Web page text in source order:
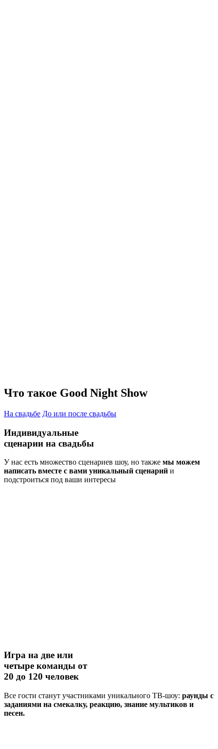
Что такое Good Night Show
На свадьбе До или после свадьбы
Индивидуальные
сценарии на свадьбы
У нас есть множество сценариев шоу, но также мы можем
написать вместе с вами уникальный сценарий и
подстроиться под ваши интересы
Игра на две или
четыре команды от
20 до 120 человек
Все гости станут участниками уникального ТВ-шоу: раунды с
заданиями на смекалку, реакцию, знание мультиков и
песен.